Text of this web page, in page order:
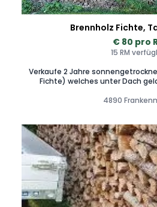
Brennholz Fichte,
€ 80 pro
15 RM
Verkaufe 2 Jahre
Fichte) welches unter Dach
Ausformungen/Preisen vorhanden
Anzeigen für Sie ersichtlich sind. Bei Fragen kontaktieren Sie
mich bitte gerne. Sind Restmegen die ich heuer nicht mehr
brauche.
4890